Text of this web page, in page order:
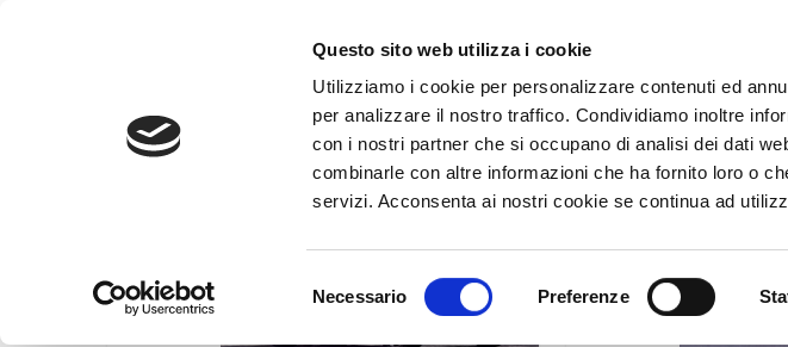
Questo sito web utilizza i cookie
Utilizziamo i cookie per personalizzare contenuti ed
per analizzare il nostro traffico. Condividiamo inoltre
con i nostri partner che si occupano di analisi dei dati
combinarle con altre informazioni che ha fornito loro o
servizi. Acconsenta ai nostri cookie se continua ad
del
Necessario Preferenze